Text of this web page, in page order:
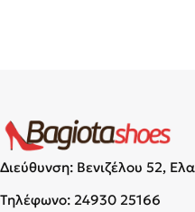
Διεύθυνση: Βενιζέλου 52,
Τηλέφωνο: 24930 25166